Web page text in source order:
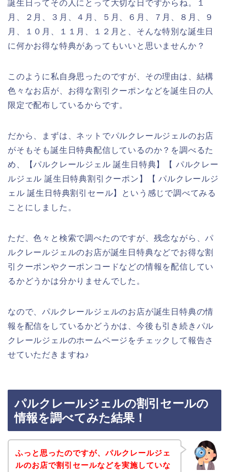
誕生日ってその人にとって大切な日ですからね。１
月、２月、３月、４月、５月、６月、７月、８月、９
月、１０月、１１月、１２月と、そんな特別な誕生日
に何かお得な特典があってもいいと思いませんか？
このように私自身思ったのですが、その理由は、結構
色々なお店が、お得な割引クーポンなどを誕生日の人
限定で配布しているからです。
だから、まずは、ネットでパルクレールジェルのお店
がそもそも誕生日特典配信しているのか？を調べるた
め、【パルクレールジェル 誕生日特典】【 パルクレー
ルジェル 誕生日特典割引クーポン】【 パルクレールジ
ェル 誕生日特典割引セール】という感じで調べてみる
ことにしました。
ただ、色々と検索で調べたのですが、残念ながら、パ
ルクレールジェルのお店が誕生日特典などでお得な割
引クーポンやクーポンコードなどの情報を配信してい
るかどうかは分かりませんでした。
なので、パルクレールジェルのお店が誕生日特典の情
報を配信をしているかどうかは、今後も引き続きパル
クレールジェルのホームページをチェックして報告さ
せていただきますね♪
パルクレールジェルの割引セールの
情報を調べてみた結果！
ふっと思ったのですが、パルクレールジェ
ルのお店で割引セールなどを実施していな